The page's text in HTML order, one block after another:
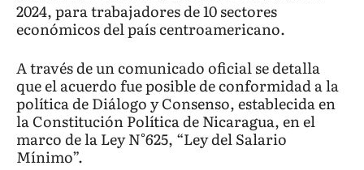
2024, para trabajadores de 10 sectores
económicos del país centroamericano.
A través de un comunicado oficial se detalla
que el acuerdo fue posible de conformidad a la
política de Diálogo y Consenso, establecida en
la Constitución Política de Nicaragua, en el
marco de la Ley N°625, “Ley del Salario
Mínimo”.